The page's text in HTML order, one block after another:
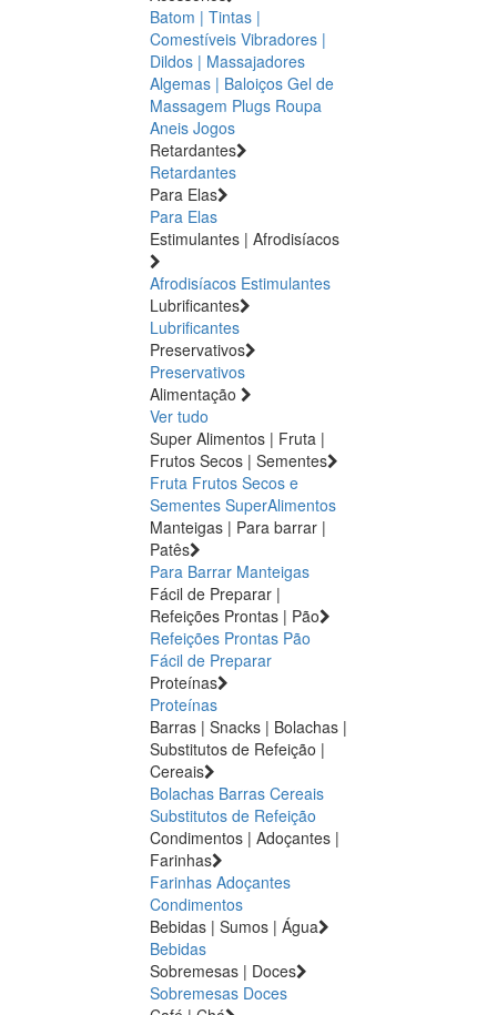
Batom | Tintas |
Comestíveis Vibradores |
Dildos | Massajadores
Algemas | Baloiços Gel de
Massagem Plugs Roupa
Aneis Jogos
Retardantes
Retardantes
Para Elas
Para Elas
Estimulantes | Afrodisíacos
Afrodisíacos Estimulantes
Lubrificantes
Lubrificantes
Preservativos
Preservativos
Alimentação
Ver tudo
Super Alimentos | Fruta |
Frutos Secos | Sementes
Fruta Frutos Secos e
Sementes SuperAlimentos
Manteigas | Para barrar |
Patês
Para Barrar Manteigas
Fácil de Preparar |
Refeições Prontas | Pão
Refeições Prontas Pão
Fácil de Preparar
Proteínas
Proteínas
Barras | Snacks | Bolachas |
Substitutos de Refeição |
Cereais
Bolachas Barras Cereais
Substitutos de Refeição
Condimentos | Adoçantes |
Farinhas
Farinhas Adoçantes
Condimentos
Bebidas | Sumos | Água
Bebidas
Sobremesas | Doces
Sobremesas Doces